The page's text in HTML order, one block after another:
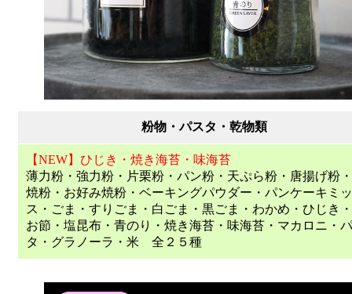
粉物・パスタ・乾物類
【NEW】ひじき・焼き海苔・味海苔
薄力粉・強力粉・片栗粉・パン粉・天ぷら粉・唐揚げ粉
焼粉・お好み焼粉・ベーキングパウダー・パンケーキミ
ス・ごま・すりごま・白ごま・黒ごま・わかめ・ひじき
お節・塩昆布・青のり・焼き海苔・味海苔・マカロニ・
タ・グラノーラ・米 全２５種